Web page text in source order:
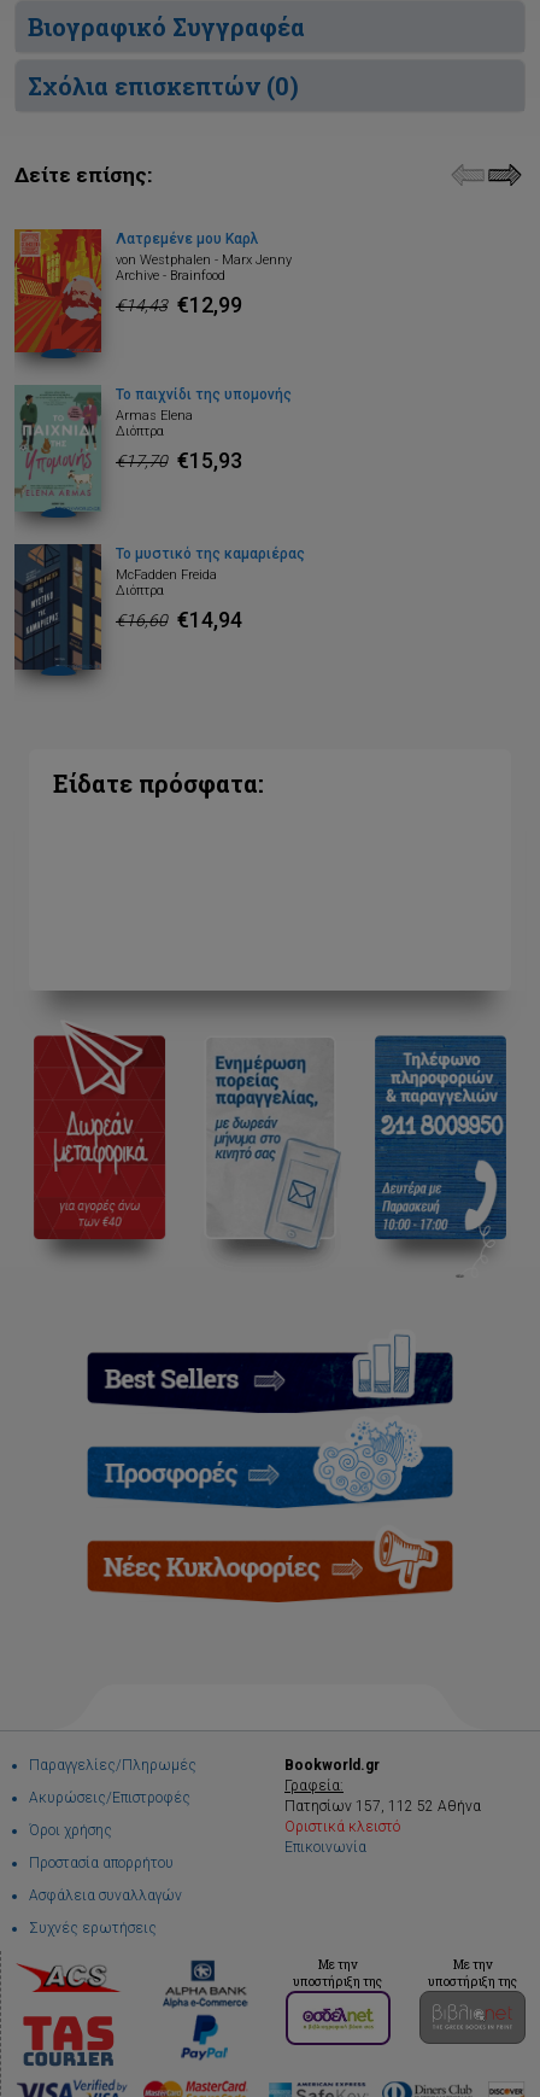
Βιογραφικό Συγγραφέα
Σχόλια επισκεπτών (0)
Δείτε επίσης:
Λατρεμένε μου Καρλ
von Westphalen - Marx Jenny
Archive - Brainfood
€14,43 €12,99
Το παιχνίδι της υπομονής
Armas Elena
Διόπτρα
€17,70 €15,93
Το μυστικό της καμαριέρας
McFadden Freida
Διόπτρα
€16,60 €14,94
Είδατε πρόσφατα:
Παραγγελίες/Πληρωμές
Ακυρώσεις/Επιστροφές
Όροι χρήσης
Προστασία απορρήτου
Ασφάλεια συναλλαγών
Συχνές ερωτήσεις
Bookworld.gr
Γραφεία:
Πατησίων 157, 112 52 Αθήνα
Οριστικά κλειστό
Επικοινωνία
Με την
υποστήριξη της
Με την
υποστήριξη της